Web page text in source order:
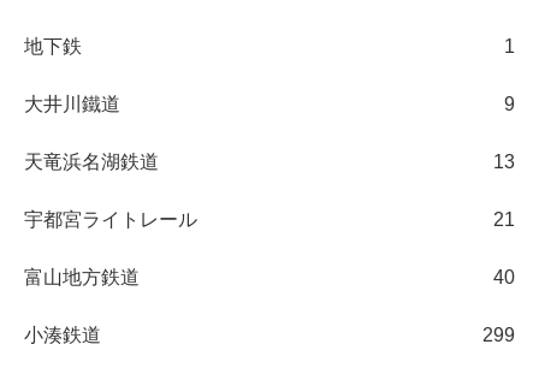
地下鉄 1
大井川鐵道 9
天竜浜名湖鉄道 13
宇都宮ライトレール 21
富山地方鉄道 40
小湊鉄道 299